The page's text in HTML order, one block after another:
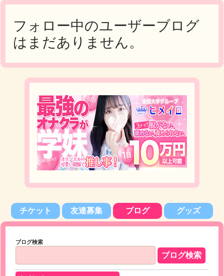
フォロー中のユーザーブログ
はまだありません。
チケット 友達募集 ブログ グッズ
ブログ検索